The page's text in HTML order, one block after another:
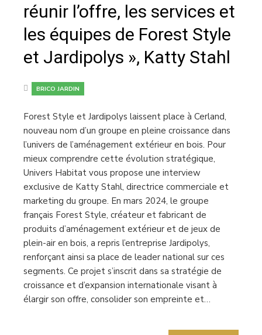
réunir l’offre, les services et
les équipes de Forest Style
et Jardipolys », Katty Stahl
BRICO JARDIN
Forest Style et Jardipolys laissent place à Cerland,
nouveau nom d’un groupe en pleine croissance dans
l’univers de l’aménagement extérieur en bois. Pour
mieux comprendre cette évolution stratégique,
Univers Habitat vous propose une interview
exclusive de Katty Stahl, directrice commerciale et
marketing du groupe. En mars 2024, le groupe
français Forest Style, créateur et fabricant de
produits d’aménagement extérieur et de jeux de
plein-air en bois, a repris l’entreprise Jardipolys,
renforçant ainsi sa place de leader national sur ces
segments. Ce projet s’inscrit dans sa stratégie de
croissance et d’expansion internationale visant à
élargir son offre, consolider son empreinte et…